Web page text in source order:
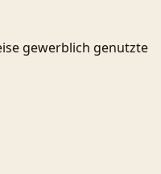
gewerblich genutzte